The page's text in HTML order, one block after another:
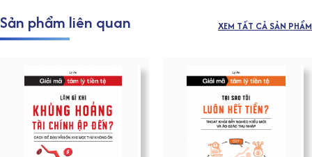
Sản phẩm liên quan XEM TẤT CẢ SẢN PHẨM